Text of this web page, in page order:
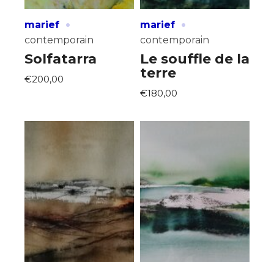
marief ·
contemporain
Solfatarra
€200,00
marief ·
contemporain
Le souffle de la
terre
€180,00